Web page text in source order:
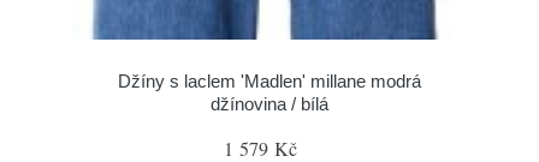
Džíny s laclem 'Madlen' millane modrá
džínovina / bílá
1 579 Kč